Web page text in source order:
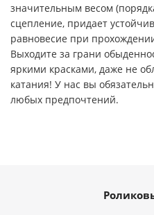
значительным весом
сцепление, придает
равновесие при
Выходите за грани
яркими красками, даже не
катания! У нас вы
любых предпочтений.